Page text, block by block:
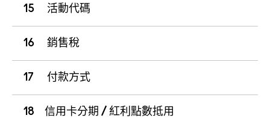
15 活動代碼
16 銷售稅
17 付款方式
18 信用卡分期 / 紅利點數抵用